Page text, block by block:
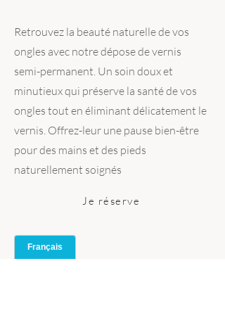
Retrouvez la beauté naturelle de vos
ongles avec notre dépose de vernis
semi-permanent. Un soin doux et
minutieux qui préserve la santé de vos
ongles tout en éliminant délicatement le
vernis. Offrez-leur une pause bien-être
pour des mains et des pieds
naturellement soignés
Je réserve